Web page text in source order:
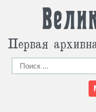
Первая